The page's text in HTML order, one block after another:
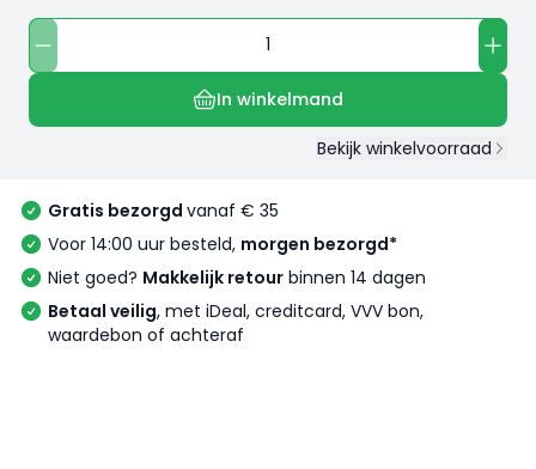
In winkelmand
Bekijk winkelvoorraad
Gratis bezorgd vanaf € 35
Voor 14:00 uur besteld, morgen bezorgd*
Niet goed? Makkelijk retour binnen 14 dagen
Betaal veilig, met iDeal, creditcard, VVV bon,
waardebon of achteraf